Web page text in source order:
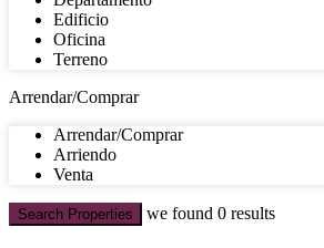
Edificio
Oficina
Terreno
Arrendar/Comprar
Arrendar/Comprar
Arriendo
Venta
Search Properties we found 0 results